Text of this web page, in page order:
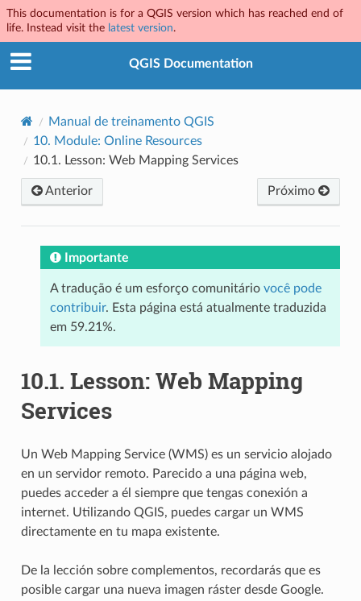
This documentation is for a QGIS version which has reached end of
life. Instead visit the latest version.
QGIS Documentation
Manual de treinamento QGIS
10. Module: Online Resources
10.1. Lesson: Web Mapping Services
Anterior Próximo
Importante
A tradução é um esforço comunitário você pode
contribuir. Esta página está atualmente traduzida
em 59.21%.
10.1. Lesson: Web Mapping
Services
Un Web Mapping Service (WMS) es un servicio alojado
en un servidor remoto. Parecido a una página web,
puedes acceder a él siempre que tengas conexión a
internet. Utilizando QGIS, puedes cargar un WMS
directamente en tu mapa existente.
De la lección sobre complementos, recordarás que es
posible cargar una nueva imagen ráster desde Google.